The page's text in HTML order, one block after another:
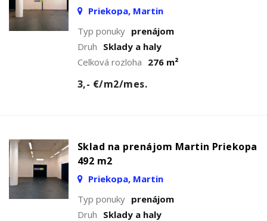
Priekopa, Martin
Typ ponuky prenájom
Druh Sklady a haly
Celková rozloha 276 m²
3,- €/m2/mes.
Sklad na prenájom Martin Priekopa
492 m2
Priekopa, Martin
Typ ponuky prenájom
Druh Sklady a haly